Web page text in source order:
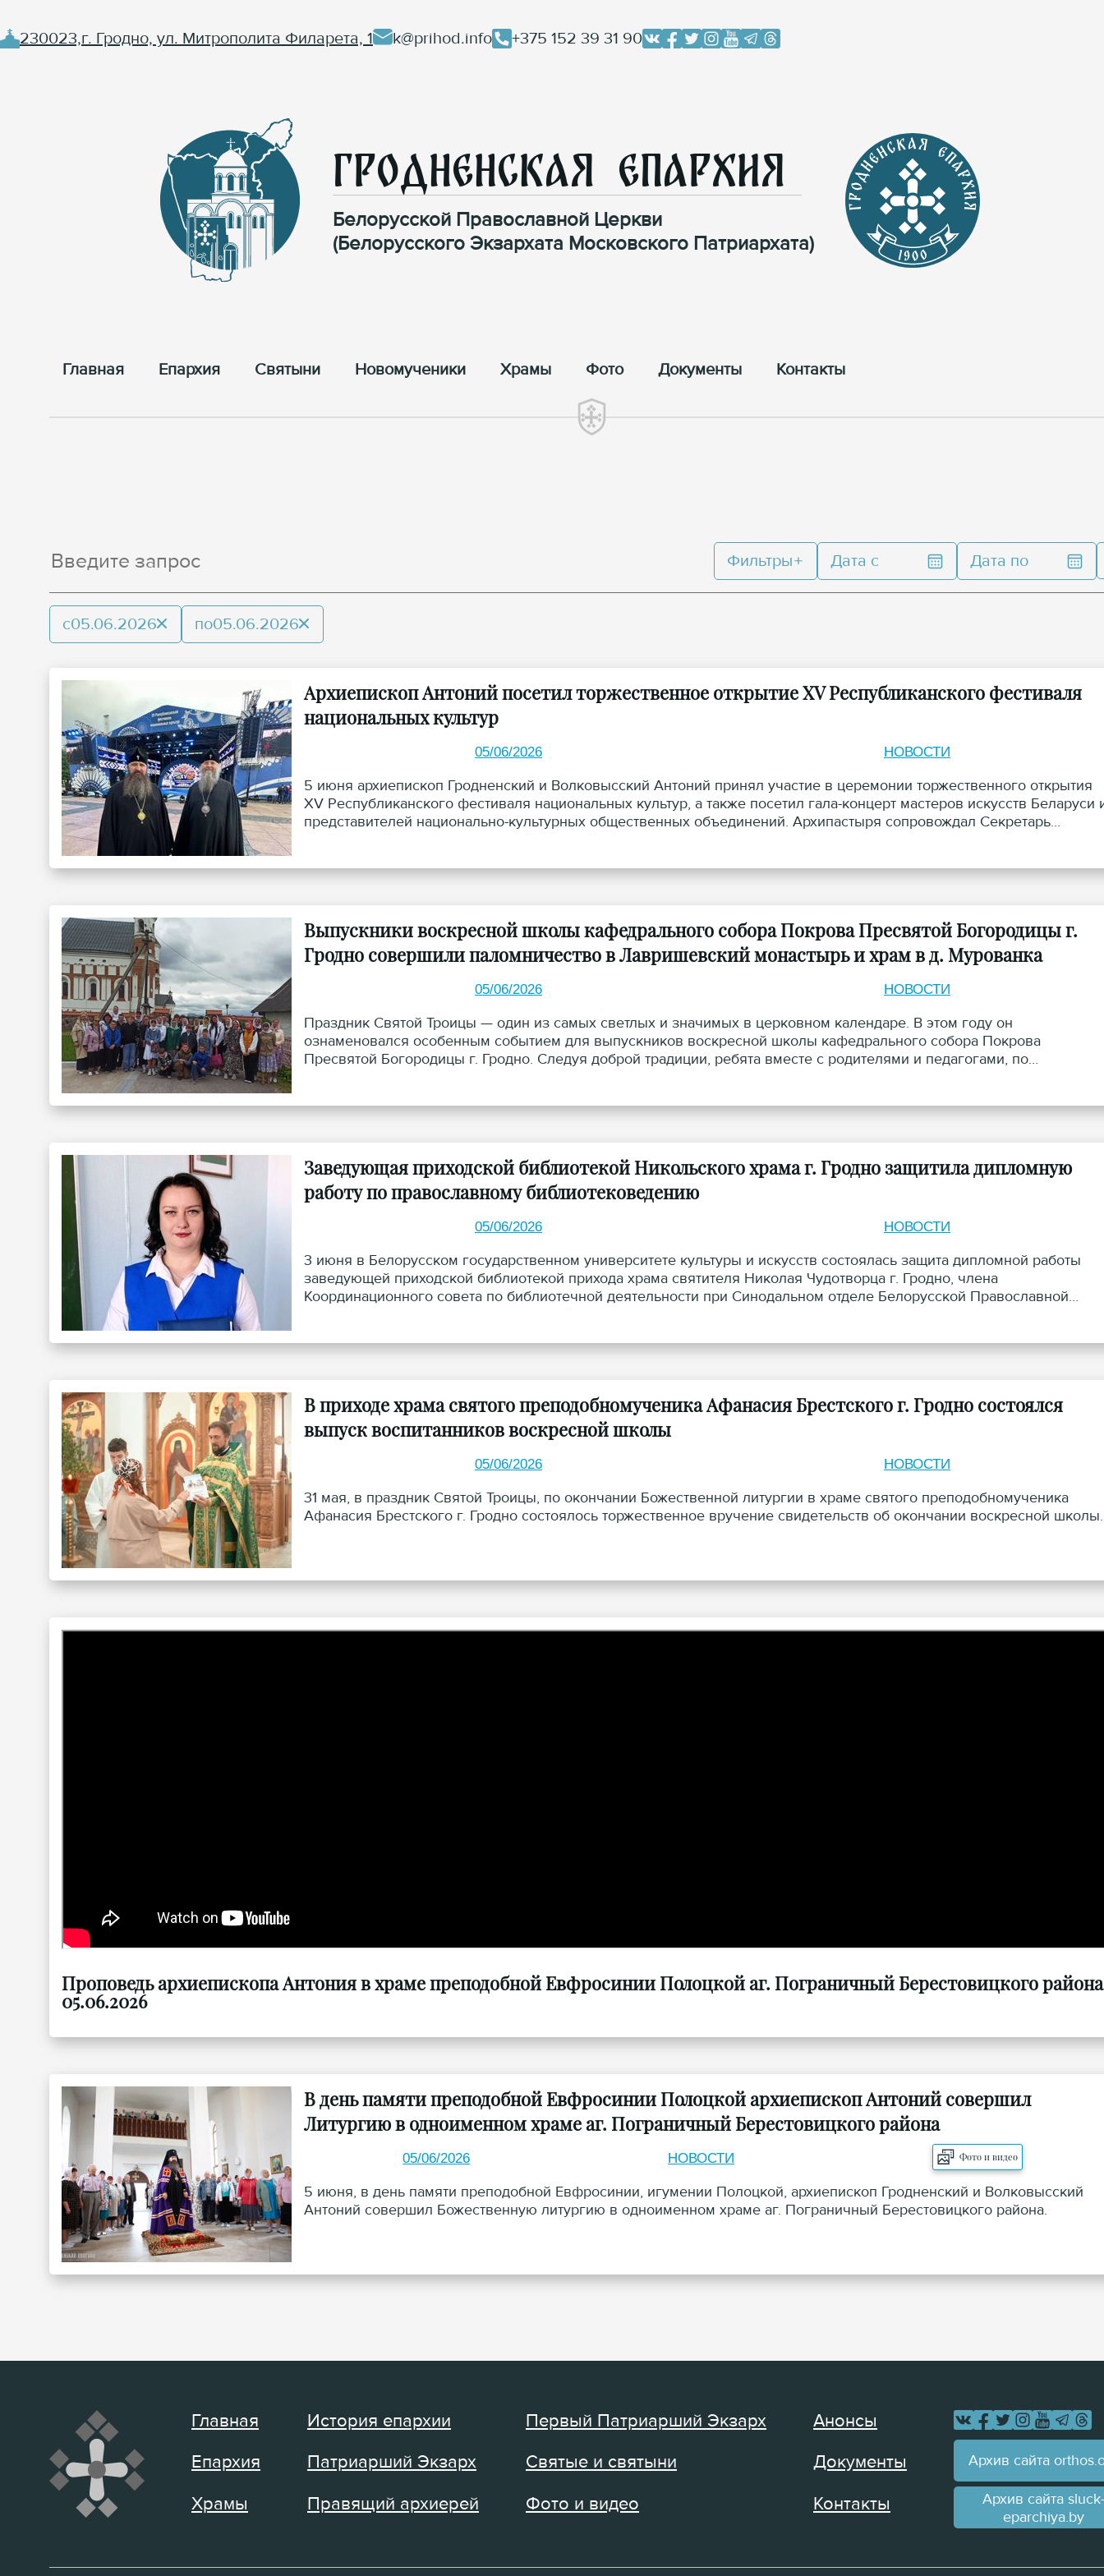
230023,г. Гродно, ул. Митрополита Филарета, 1 k@prihod.info +375 152 39 31 90
Гродненская Епархия
Белорусской Православной Церкви
(Белорусского Экзархата Московского Патриархата)
Главная Епархия Cвятыни Новомученики Храмы Фото Документы Контакты
Фильтры Дата с Дата по
с05.06.2026 по05.06.2026
Архиепископ Антоний посетил торжественное открытие XV Республиканского фестиваля
национальных культур
05/06/2026 НОВОСТИ
5 июня архиепископ Гродненский и Волковысский Антоний принял участие в церемонии торжественного открытия
XV Республиканского фестиваля национальных культур, а также посетил гала-концерт мастеров искусств Беларуси
представителей национально-культурных общественных объединений. Архипастыря сопровождал Секретарь
Выпускники воскресной школы кафедрального собора Покрова Пресвятой Богородицы г.
Гродно совершили паломничество в Лавришевский монастырь и храм в д. Мурованка
05/06/2026 НОВОСТИ
Праздник Святой Троицы — один из самых светлых и значимых в церковном календаре. В этом году он
ознаменовался особенным событием для выпускников воскресной школы кафедрального собора Покрова
Пресвятой Богородицы г. Гродно. Следуя доброй традиции, ребята вместе с родителями и педагогами, по
Заведующая приходской библиотекой Никольского храма г. Гродно защитила дипломную
работу по православному библиотековедению
05/06/2026 НОВОСТИ
3 июня в Белорусском государственном университете культуры и искусств состоялась защита дипломной работы
заведующей приходской библиотекой прихода храма святителя Николая Чудотворца г. Гродно, члена
Координационного совета по библиотечной деятельности при Синодальном отделе Белорусской Православной
В приходе храма святого преподобномученика Афанасия Брестского г. Гродно состоялся
выпуск воспитанников воскресной школы
05/06/2026 НОВОСТИ
31 мая, в праздник Святой Троицы, по окончании Божественной литургии в храме святого преподобномученика
Афанасия Брестского г. Гродно состоялось торжественное вручение свидетельств об окончании воскресной
Проповедь архиепископа Антония в храме преподобной Евфросинии Полоцкой аг. Пограничный Берестовицкого
05.06.2026
В день памяти преподобной Евфросинии Полоцкой архиепископ Антоний совершил
Литургию в одноименном храме аг. Пограничный Берестовицкого района
05/06/2026 НОВОСТИ Фото и видео
5 июня, в день памяти преподобной Евфросинии, игумении Полоцкой, архиепископ Гродненский и Волковысский
Антоний совершил Божественную литургию в одноименном храме аг. Пограничный Берестовицкого района.
Главная
Епархия
Храмы
История епархии
Патриарший Экзарх
Правящий архиерей
Первый Патриарший Экзарх
Святые и святыни
Фото и видео
Анонсы
Документы
Контакты
Архив сайта
Архив сайта sluck-
eparchiya.by